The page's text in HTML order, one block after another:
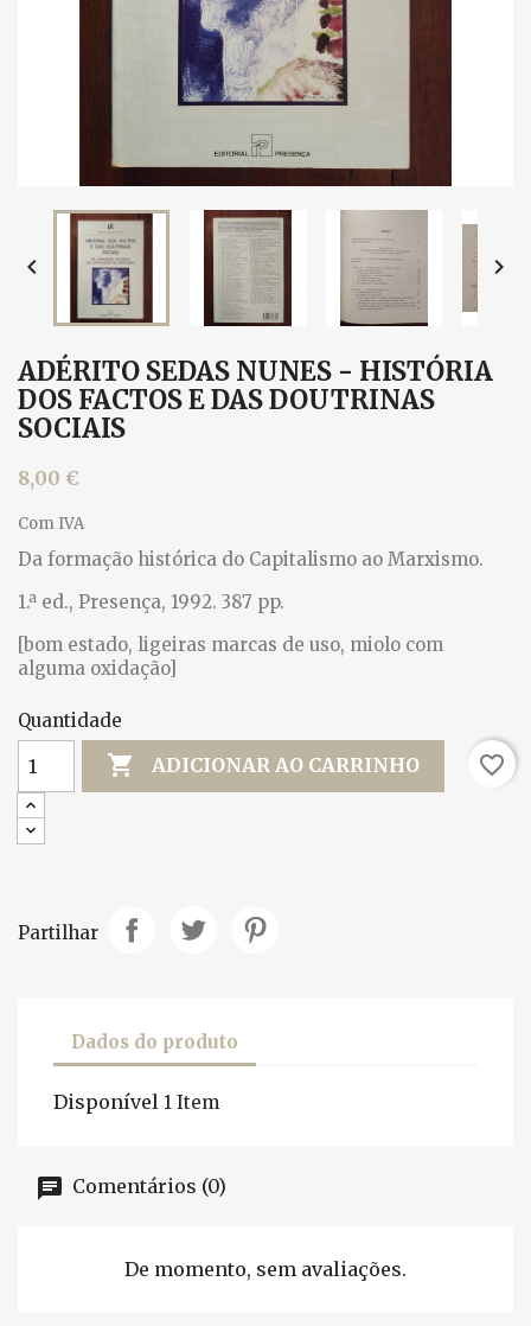
 
ADÉRITO SEDAS NUNES - HISTÓRIA
DOS FACTOS E DAS DOUTRINAS
SOCIAIS
8,00 €
Com IVA
Da formação histórica do Capitalismo ao Marxismo.
1.ª ed., Presença, 1992. 387 pp.
[bom estado, ligeiras marcas de uso, miolo com
alguma oxidação]
Quantidade
 ADICIONAR AO CARRINHO favorite_border
Partilhar
Dados do produto
Disponível 1 Item
Comentários (0)
De momento, sem avaliações.